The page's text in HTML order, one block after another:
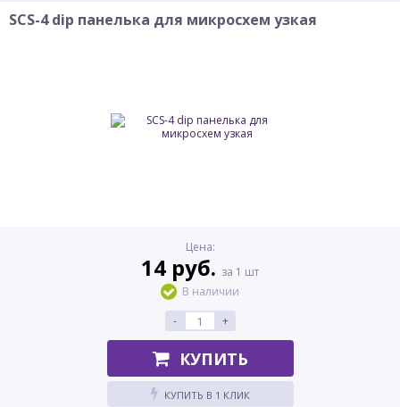
SCS-4 dip панелька для микросхем узкая
Цена:
14 руб. за 1 шт
В наличии
-
+
КУПИТЬ
КУПИТЬ В 1 КЛИК